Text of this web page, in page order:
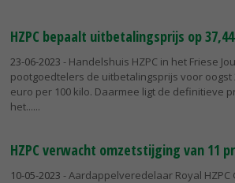
HZPC bepaalt uitbetalingsprijs op
23-06-2023 - Handelshuis HZPC in het Friese
pootgoedtelers de uitbetalingsprijs voor oogst
euro per 100 kilo. Daarmee ligt de definitieve
het...
HZPC verwacht omzetstijging van 11
10-05-2023 - Aardappelveredelaar Royal